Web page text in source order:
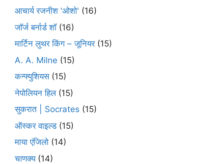
आचार्य रजनीश 'ओशो' (16)
जॉर्ज बर्नार्ड शॉ(16)
मार्टिन लुथर किंग – जूनियर(15)
A. A. Milne (15)
कन्फ्युशियस(15)
नेपोलियन हिल(15)
सुकरात | Socrates (15)
ऑस्कर वाइल्ड(15)
माया एंजिलो (14)
चाणक्य(14)